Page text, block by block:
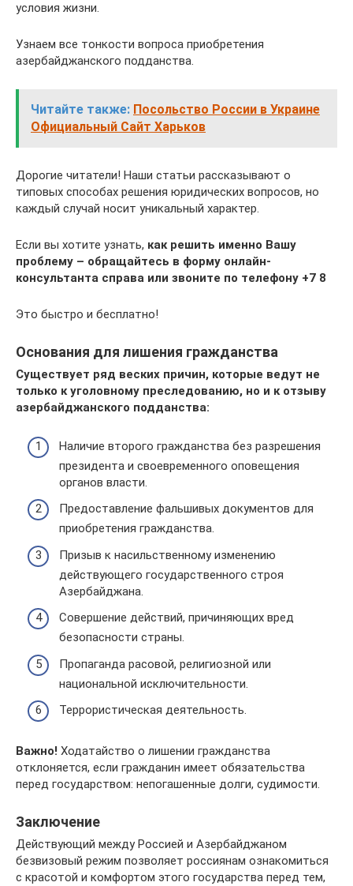
условия жизни.
Узнаем все тонкости вопроса приобретения
азербайджанского подданства.
Читайте также: Посольство России в Украине
Официальный Сайт Харьков
Дорогие читатели! Наши статьи рассказывают о
типовых способах решения юридических вопросов, но
каждый случай носит уникальный характер.
Если вы хотите узнать, как решить именно Вашу
проблему – обращайтесь в форму онлайн-
консультанта справа или звоните по телефону +7 8
Это быстро и бесплатно!
Основания для лишения гражданства
Существует ряд веских причин, которые ведут не
только к уголовному преследованию, но и к отзыву
азербайджанского подданства:
Наличие второго гражданства без разрешения
президента и своевременного оповещения
органов власти.
Предоставление фальшивых документов для
приобретения гражданства.
Призыв к насильственному изменению
действующего государственного строя
Азербайджана.
Совершение действий, причиняющих вред
безопасности страны.
Пропаганда расовой, религиозной или
национальной исключительности.
Террористическая деятельность.
Важно! Ходатайство о лишении гражданства
отклоняется, если гражданин имеет обязательства
перед государством: непогашенные долги, судимости.
Заключение
Действующий между Россией и Азербайджаном
безвизовый режим позволяет россиянам ознакомиться
с красотой и комфортом этого государства перед тем,